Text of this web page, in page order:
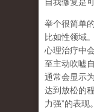
举个很简单
比如性领域
心理治疗中
至主动吹嘘
通常会显示
达到放松的
力强”的表现